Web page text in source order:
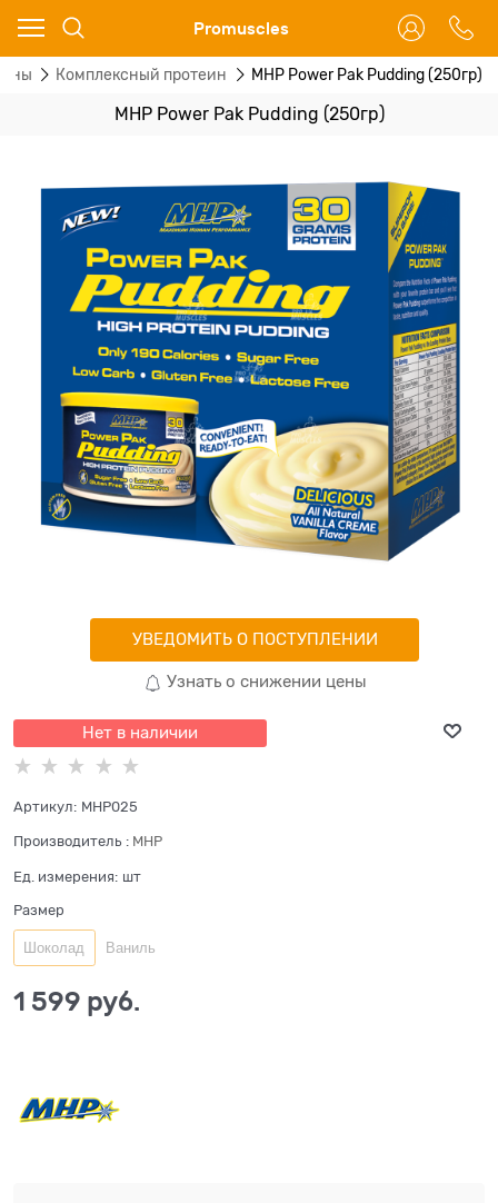
Promuscles
Комплексный протеин MHP Power Pak Pudding (250гр)
MHP Power Pak Pudding (250гр)
УВЕДОМИТЬ О ПОСТУПЛЕНИИ
Узнать о снижении цены
Нет в наличии
Артикул: MHP025
Производитель : MHP
Ед. измерения: шт
Размер
Шоколад Ваниль
1 599 руб.
Ваш город - Москва,
угадали?
ДА НЕТ